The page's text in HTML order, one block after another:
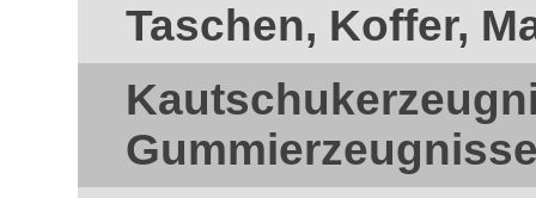
Taschen, Koffer,